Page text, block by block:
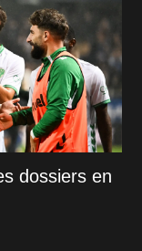
dossiers en